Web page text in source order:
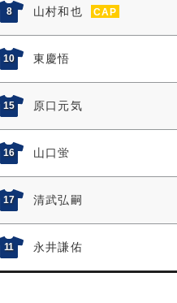
8 山村和也 CAP
10 東慶悟
15 原口元気
16 山口蛍
17 清武弘嗣
11 永井謙佑